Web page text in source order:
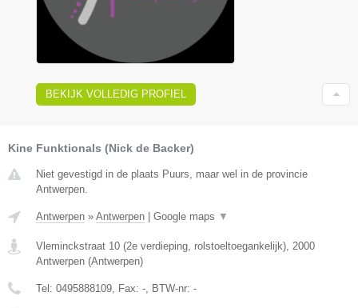
BEKIJK VOLLEDIG PROFIEL
Kine Funktionals (Nick de Backer)
Niet gevestigd in de plaats Puurs, maar wel in de provincie
Antwerpen.
Antwerpen » Antwerpen Google maps ▼
Vleminckstraat 10 (2e verdieping, rolstoeltoegankelijk) 2000
Antwerpen (Antwerpen)
Tel: 0495888109 , Fax: - , BTW-nr: -